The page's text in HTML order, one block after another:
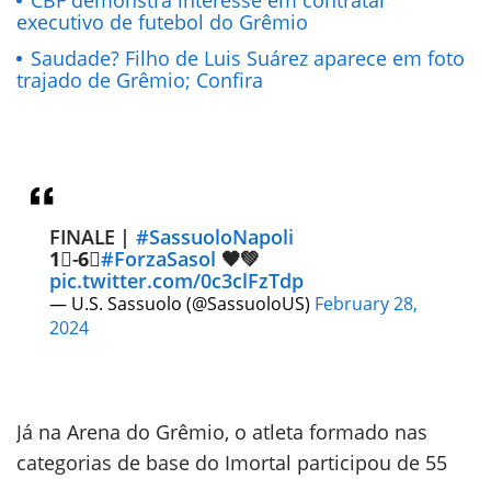
executivo de futebol do Grêmio
Saudade? Filho de Luis Suárez aparece em foto
trajado de Grêmio; Confira
FINALE | #SassuoloNapoli
1⃣-6⃣#ForzaSasol 🖤💚
pic.twitter.com/0c3clFzTdp
— U.S. Sassuolo (@SassuoloUS) February 28,
2024
Já na Arena do Grêmio, o atleta formado nas
categorias de base do Imortal participou de 55